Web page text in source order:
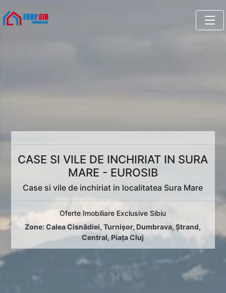
CASE SI VILE DE INCHIRIAT IN SURA
MARE - EUROSIB
Case si vile de inchiriat in localitatea Sura Mare
Oferte Imobiliare Exclusive Sibiu
Zone:Calea Cisnădiei,Turnișor,Dumbrava,Ștrand,
Central,Piața Cluj